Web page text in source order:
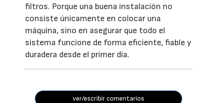
filtros. Porque una buena instalación no
consiste únicamente en colocar una
máquina, sino en asegurar que todo el
sistema funcione de forma eficiente, fiable y
duradera desde el primer día.
ver/escribir comentarios